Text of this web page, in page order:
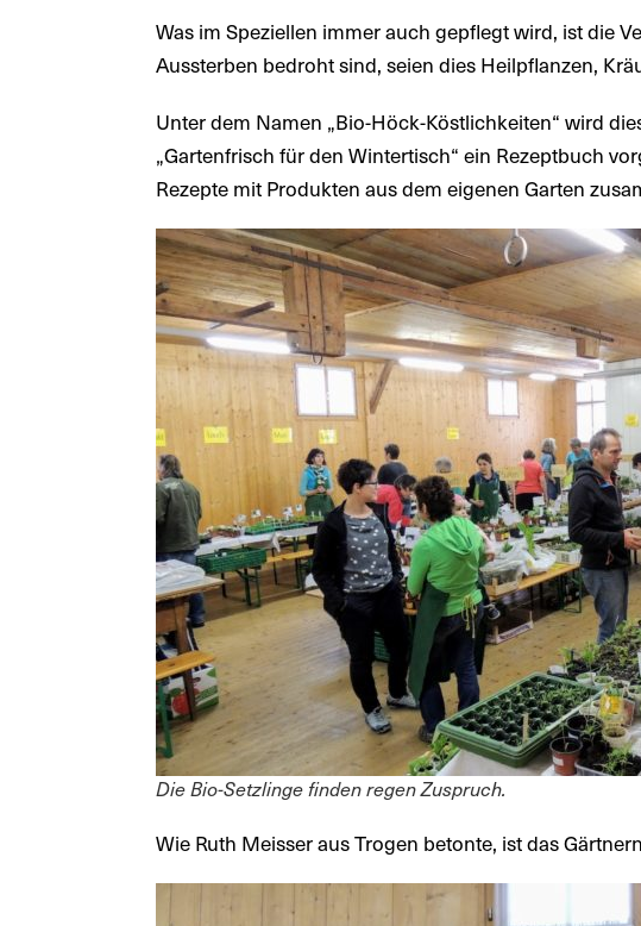
Was im Speziellen immer auch gepflegt wird, ist die
Aussterben bedroht sind, seien dies Heilpflanzen,
Unter dem Namen „Bio-Höck-Köstlichkeiten“ wird
„Gartenfrisch für den Wintertisch“ ein Rezeptbuch
Rezepte mit Produkten aus dem eigenen Garten
Die Bio-Setzlinge finden regen Zuspruch.
Wie Ruth Meisser aus Trogen betonte, ist das